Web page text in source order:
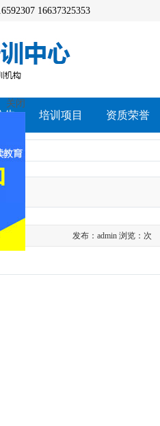
16637325353
告 培训项目 资质荣誉
发布：admin 浏览：次